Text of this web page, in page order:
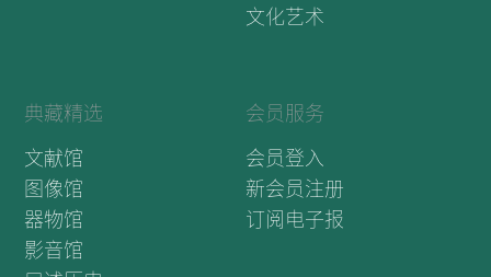
文化艺术
典藏精选
文献馆
图像馆
器物馆
影音馆
会员服务
会员登入
新会员注册
订阅电子报